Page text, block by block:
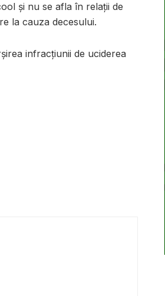
și nu se afla în relații de
la cauza decesului.
infracţiunii de uciderea